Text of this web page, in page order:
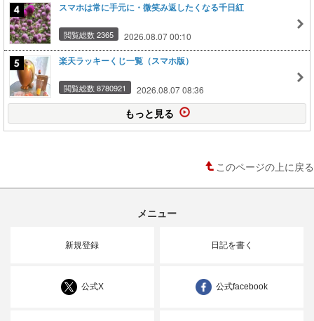
スマホは常に手元に・微笑み返したくなる千日紅
閲覧総数 2365 2026.08.07 00:10
楽天ラッキーくじ一覧（スマホ版）
閲覧総数 8780921 2026.08.07 08:36
もっと見る
このページの上に戻る
メニュー
新規登録 日記を書く
公式X 公式facebook